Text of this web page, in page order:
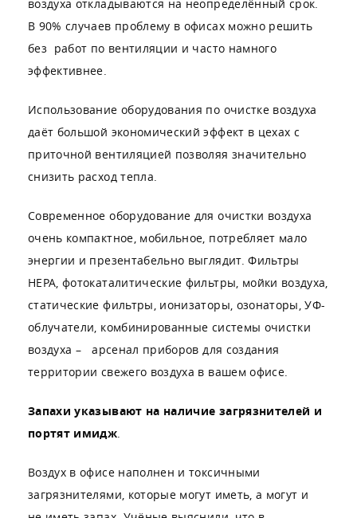
воздуха откладываются на неопределённый срок.
В 90% случаев проблему в офисах можно решить
без работ по вентиляции и часто намного
эффективнее.
Использование оборудования по очистке воздуха
даёт большой экономический эффект в цехах с
приточной вентиляцией позволяя значительно
снизить расход тепла.
Современное оборудование для очистки воздуха
очень компактное, мобильное, потребляет мало
энергии и презентабельно выглядит. Фильтры
НЕРА, фотокаталитические фильтры, мойки воздуха,
статические фильтры, ионизаторы, озонаторы, УФ-
облучатели, комбинированные системы очистки
воздуха – арсенал приборов для создания
территории свежего воздуха в вашем офисе.
Запахи указывают на наличие загрязнителей и
портят имидж.
Воздух в офисе наполнен и токсичными
загрязнителями, которые могут иметь, а могут и